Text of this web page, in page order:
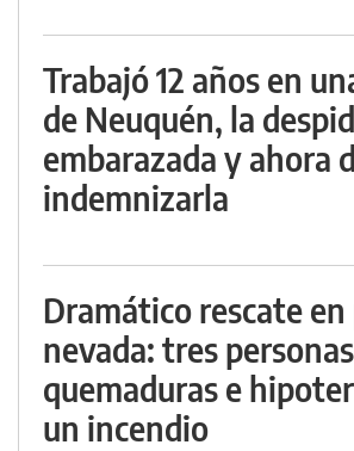
Trabajó 12 años en
de Neuquén, la
embarazada y ahora
indemnizarla
Dramático rescate en
nevada: tres
quemaduras e
un incendio